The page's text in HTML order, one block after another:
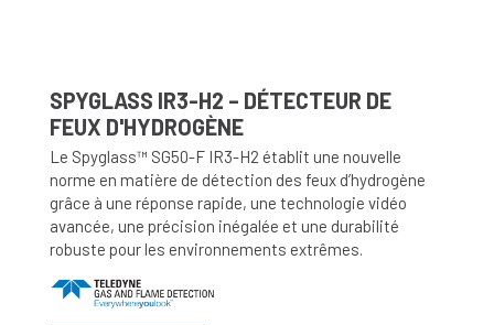
SPYGLASS IR3-H2 – DÉTECTEUR DE
FEUX D'HYDROGÈNE
Le Spyglass™ SG50-F IR3-H2 établit une nouvelle
norme en matière de détection des feux d’hydrogène
grâce à une réponse rapide, une technologie vidéo
avancée, une précision inégalée et une durabilité
robuste pour les environnements extrêmes.